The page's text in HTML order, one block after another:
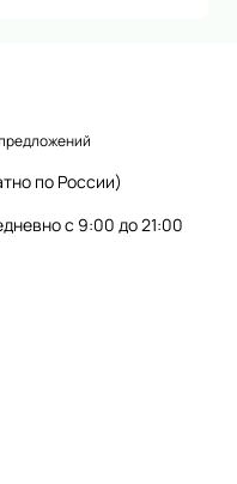
по России)
с 9:00 до 21:00